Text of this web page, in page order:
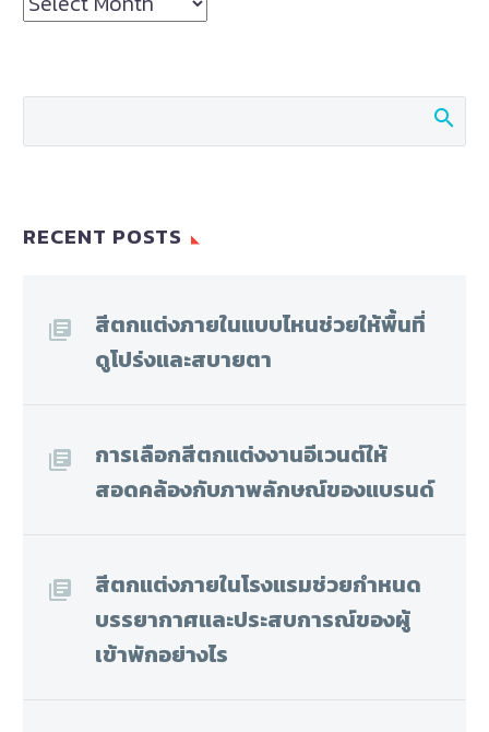
RECENT POSTS
สีตกแต่งภายในแบบไหนช่วยให้พื้นที่
ดูโปร่งและสบายตา
การเลือกสีตกแต่งงานอีเวนต์ให้
สอดคล้องกับภาพลักษณ์ของแบรนด์
สีตกแต่งภายในโรงแรมช่วยกำหนด
บรรยากาศและประสบการณ์ของผู้
เข้าพักอย่างไร